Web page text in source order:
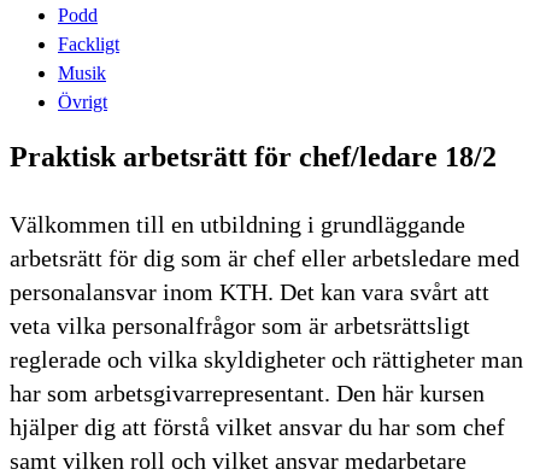
Podd
Fackligt
Musik
Övrigt
Praktisk arbetsrätt för chef/ledare 18/2
Välkommen till en utbildning i grundläggande
arbetsrätt för dig som är chef eller arbetsledare med
personalansvar inom KTH. Det kan vara svårt att
veta vilka personalfrågor som är arbetsrättsligt
reglerade och vilka skyldigheter och rättigheter man
har som arbetsgivarrepresentant. Den här kursen
hjälper dig att förstå vilket ansvar du har som chef
samt vilken roll och vilket ansvar medarbetare